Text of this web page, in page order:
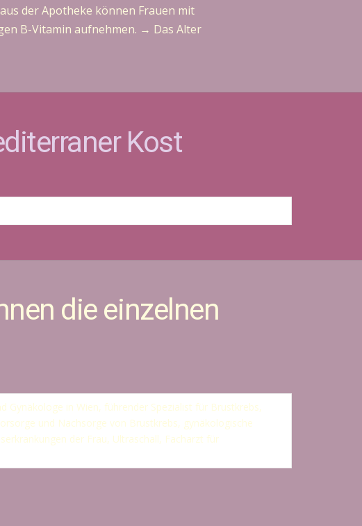
der Apotheke können Frauen mit
B-Vitamin aufnehmen. → Das Alter
Kost
die einzelnen